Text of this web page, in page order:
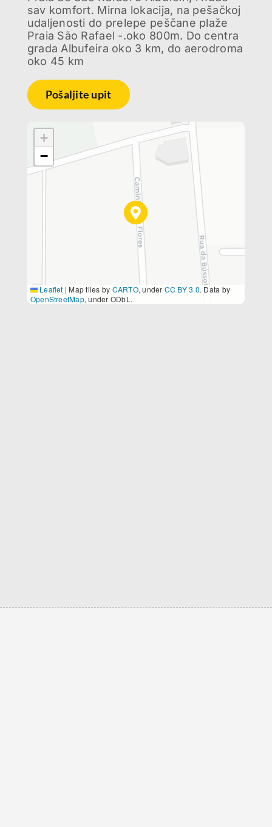
sav komfort. Mirna lokacija, na pešačkoj
udaljenosti do prelepe peščane plaže
Praia São Rafael -.oko 800m. Do centra
grada Albufeira oko 3 km, do aerodroma
oko 45 km
Pošaljite upit
+
−
Leaflet | Map tiles by CARTO, under CC BY 3.0. Data by
OpenStreetMap, under ODbL.